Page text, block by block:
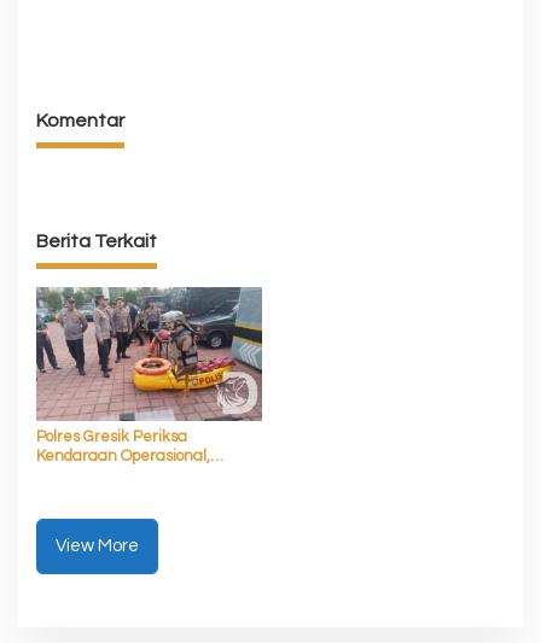
Komentar
Berita Terkait
Polres Gresik Periksa
Kendaraan Operasional,
View More